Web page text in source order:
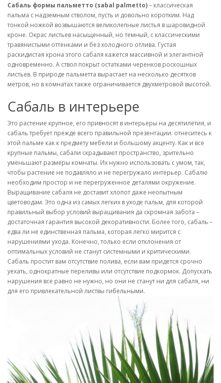
Сабаль формы пальметто (sabal palmetto)– классическая
пальма с надземным стволом, пусть и довольно коротким. Над
тонкой ножкой возвышаются великолепные листья в шаровидной
кроне. Окрас листьев насыщенный, но темный, с классическими
травянистыми оттенками и без холодного отлива. Густая
раскидистая крона этого сабаля кажется массивной и элегантной
одновременно. А ствол покрыт остатками черенков роскошных
листьев. В природе пальметта вырастает на несколько десятков
метров, но в комнатах также ограничивается двухметровой высотой.
Сабаль в интерьере
Это растение крупное, его привносят в интерьеры на десятилетия, и
сабаль требует прежде всего правильной презентации: отнеситесь к
этой пальме как к предмету мебели и большому акценту. Как и все
крупные пальмы, сабали скрадывают пространство, зрительно
уменьшают размеры комнаты. Их нужно использовать с умом, так,
чтобы растение не подавляло и не перегружало интерьер. Сабалю
необходим простор и не перегруженное деталями окружение.
Выращивание сабаля не доставит хлопот даже неопытным
цветоводам. Это одна из самых легких в уходе пальм, для которой
правильный выбор условий выращивания да скромная забота –
достаточная гарантия высокой декоративности. Более того, сабаль –
едва ли не единственная пальма, которая легко мирится с
нарушениями ухода. Конечно, только если отклонения от
оптимальных условий не станут системными и критическими.
Сабаль простит вам отсутствие полива, если вам придется срочно
уехать, однократные переливы или отсутствие подкормок. Допускать
нарушения все равно не нужно, но они не станут ни для сабаля, ни
для его привлекательной листвы гибельными.